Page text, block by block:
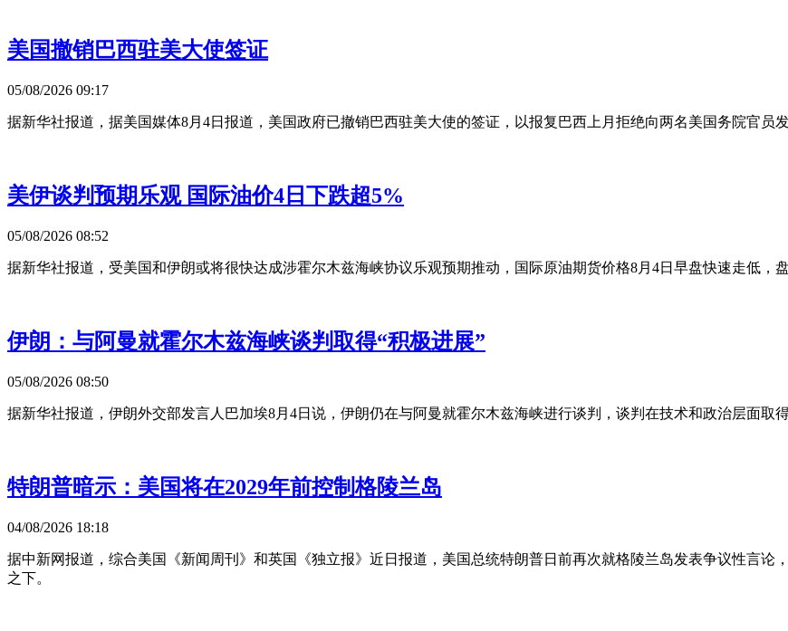
美国撤销巴西驻美大使签证
05/08/2026 09:17
据新华社报道，据美国媒体8月4日报道，美国政府已撤销巴西驻美大使的签证，以报复巴西上月拒绝向两名美国务院官员
美伊谈判预期乐观 国际油价4日下跌超5%
05/08/2026 08:52
据新华社报道，受美国和伊朗或将很快达成涉霍尔木兹海峡协议乐观预期推动，国际原油期货价格8月4日早盘快速走低，
伊朗：与阿曼就霍尔木兹海峡谈判取得“积极进展”
05/08/2026 08:50
据新华社报道，伊朗外交部发言人巴加埃8月4日说，伊朗仍在与阿曼就霍尔木兹海峡进行谈判，谈判在技术和政治层面取得
特朗普暗示：美国将在2029年前控制格陵兰岛
04/08/2026 18:18
据中新网报道，综合美国《新闻周刊》和英国《独立报》近日报道，美国总统特朗普日前再次就格陵兰岛发表争议性言论
之下。